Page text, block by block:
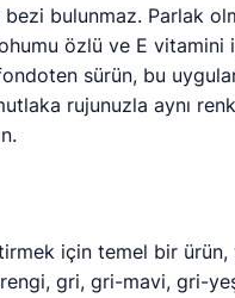
bulunmaz. Parlak
özlü ve E
sürün, bu
rujunuzla aynı
için temel bir ürün,
gri, gri-mavi, gri-